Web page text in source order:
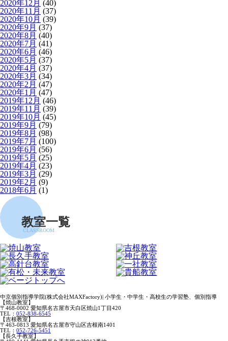
2020年12月 (40)
2020年11月 (37)
2020年10月 (39)
2020年9月 (37)
2020年8月 (40)
2020年7月 (41)
2020年6月 (46)
2020年5月 (37)
2020年4月 (37)
2020年3月 (34)
2020年2月 (47)
2020年1月 (47)
2019年12月 (46)
2019年11月 (39)
2019年10月 (45)
2019年9月 (79)
2019年8月 (98)
2019年7月 (100)
2019年6月 (56)
2019年5月 (25)
2019年4月 (23)
2019年3月 (29)
2019年2月 (9)
2018年6月 (1)
教室一覧
CLASSROOM
中京個別指導学院(株式会社MAXFactory)| 小学生・中学生・高校生の学習塾、個別指導
【焼山教室】
〒468-0002 愛知県名古屋市天白区焼山1丁目420
TEL： 052-838-6545
【吉根教室】
〒463-0813 愛知県名古屋市守山区吉根南1401
TEL： 052-726-5451
【長久手教室】